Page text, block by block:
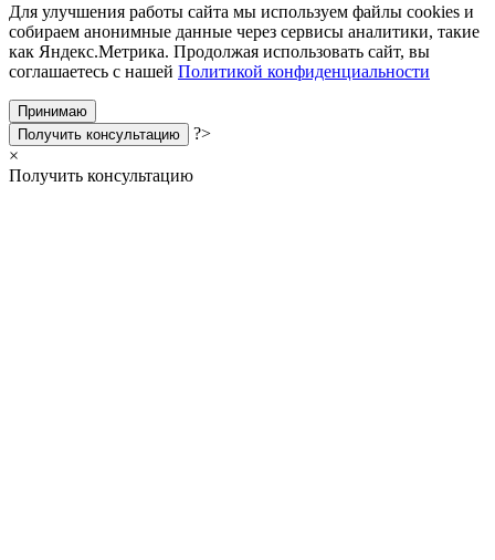
Для улучшения работы сайта мы используем файлы cookies и
собираем анонимные данные через сервисы аналитики, такие
как Яндекс.Метрика. Продолжая использовать сайт, вы
соглашаетесь с нашей Политикой конфиденциальности
Принимаю
Получить консультацию
?>
×
Получить консультацию